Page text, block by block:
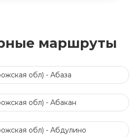
маршруты
обл) - Абаза
обл) - Абакан
обл) - Абдулино